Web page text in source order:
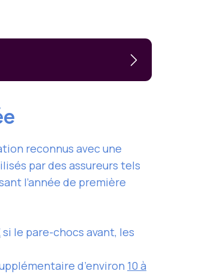
reconnus avec une
par des assureurs tels
l’année de première
si le pare-chocs avant, les
d’environ 10 à